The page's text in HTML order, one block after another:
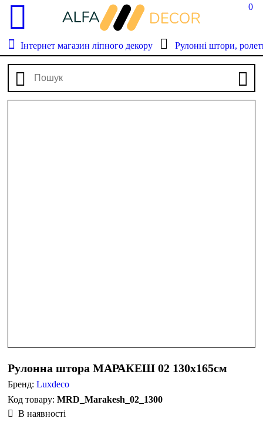
0
Інтернет магазин ліпного декору Рулонні штори,
Рулонна штора МАРАКЕШ 02 130х165см
Бренд:Luxdeco
MRD_Marakesh_02_1300
В наявності